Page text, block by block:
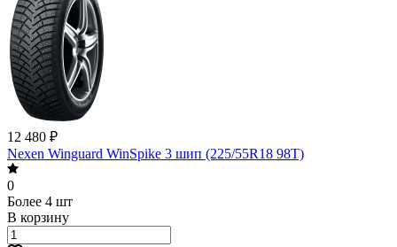
12 480 ₽
Nexen Winguard WinSpike 3 шип (225/55R18 98T)
0
Более 4 шт
В корзину